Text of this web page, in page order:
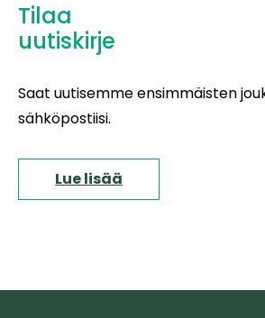
Tilaa
uutiskirje
Saat uutisemme ensimmäisten
sähköpostiisi.
Lue lisää